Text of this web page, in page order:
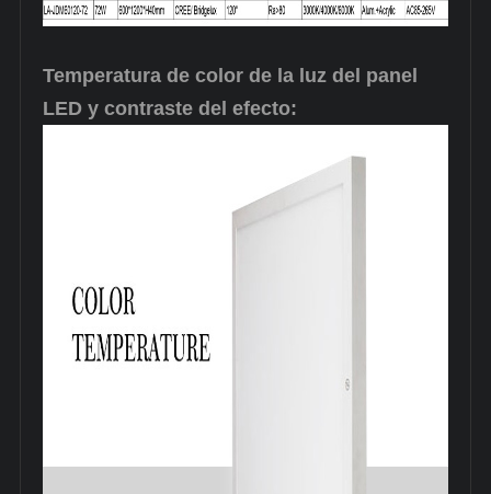
Temperatura de color de la luz del panel
LED y contraste del efecto: